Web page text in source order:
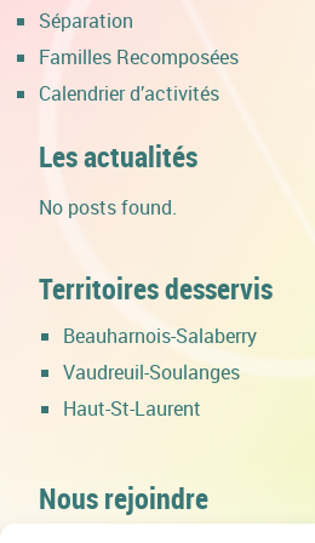
Séparation
Familles Recomposées
Calendrier d’activités
Les actualités
No posts found.
Territoires desservis
Beauharnois-Salaberry
Vaudreuil-Soulanges
Haut-St-Laurent
Nous rejoindre